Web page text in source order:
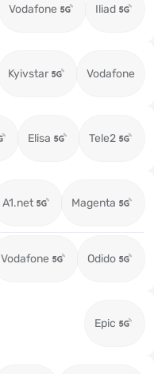
Vodafone Iliad
Kyivstar Vodafone
Elisa Tele2
A1.net Magenta
Vodafone Odido
Epic